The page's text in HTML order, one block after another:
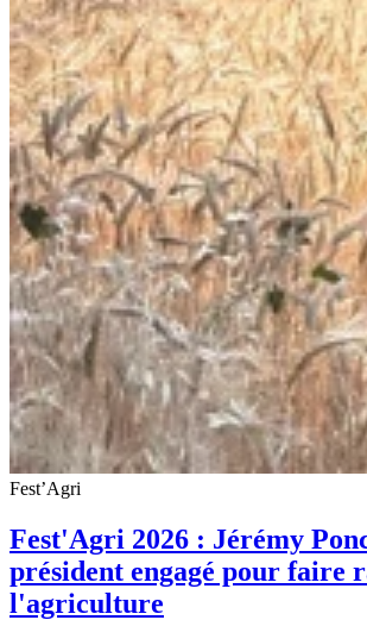
Fest’Agri
Fest'Agri 2026 : Jérémy
président engagé pour faire
l'agriculture